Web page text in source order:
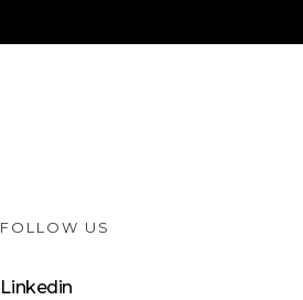
FOLLOW US
Linkedin